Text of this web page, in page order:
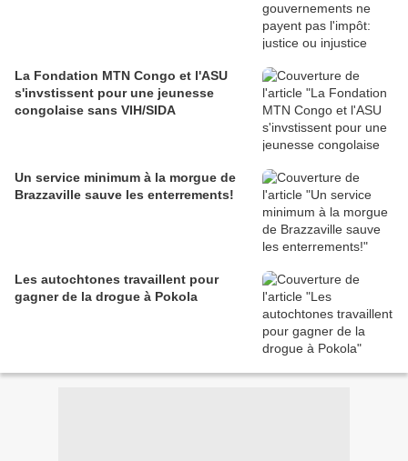
La Fondation MTN Congo et l'ASU
s'invstissent pour une jeunesse
congolaise sans VIH/SIDA
Un service minimum à la morgue de
Brazzaville sauve les enterrements!
Les autochtones travaillent pour
gagner de la drogue à Pokola